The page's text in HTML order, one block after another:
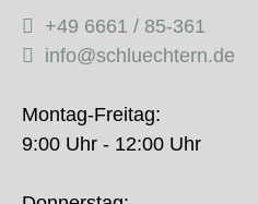
+49 6661 / 85-361
info@schluechtern.de
Montag-Freitag:
9:00 Uhr - 12:00 Uhr